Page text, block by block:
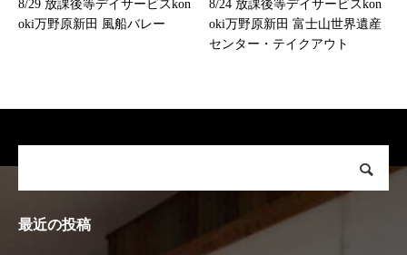
8/29 放課後等デイサービスkon
oki万野原新田 風船バレー
8/24 放課後等デイサービスkon
oki万野原新田 富士山世界遺産
センター・テイクアウト
最近の投稿